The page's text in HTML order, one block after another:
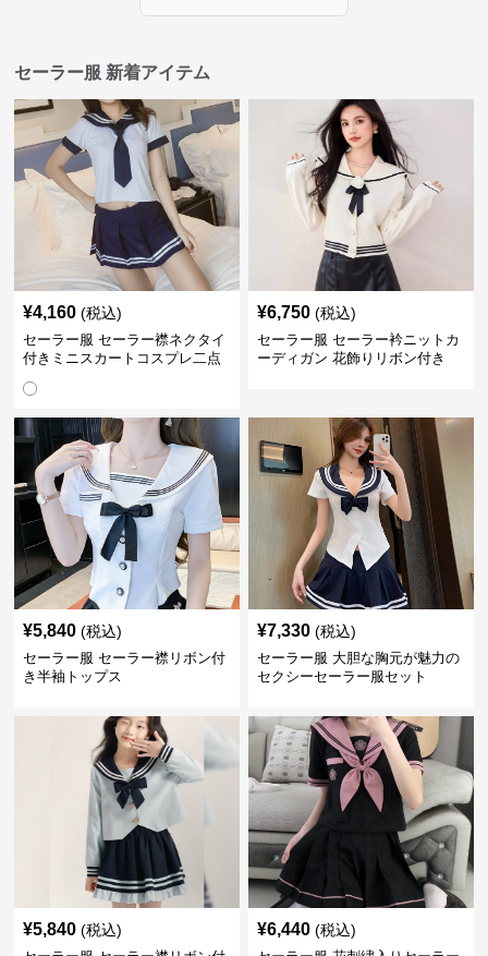
セーラー服 新着アイテム
¥4,160 (税込)
セーラー服 セーラー襟ネクタイ
付きミニスカートコスプレ二点
¥6,750 (税込)
セーラー服 セーラー衿ニットカ
ーディガン 花飾りリボン付き
¥5,840 (税込)
セーラー服 セーラー襟リボン付
き半袖トップス
¥7,330 (税込)
セーラー服 大胆な胸元が魅力の
セクシーセーラー服セット
¥5,840 (税込) ¥6,440 (税込)